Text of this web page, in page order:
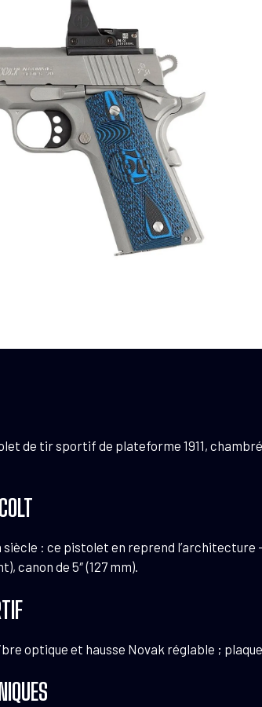
de tir sportif de plateforme 1911,
siècle : ce pistolet en reprend
canon de 5″ (127 mm).
optique et hausse Novak réglable ;